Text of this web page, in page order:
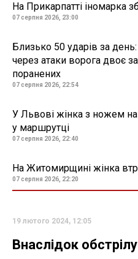
На Прикарпатті іномарка
07 серпня 2026, 23:00
Близько 50 ударів за
через атаки ворога двоє
поранених
07 серпня 2026, 22:54
У Львові жінка з ножем
у маршрутці
07 серпня 2026, 22:40
На Житомирщині жінка
07 серпня 2026, 22:20
19 лютого 2024, 12:05
Внаслідок